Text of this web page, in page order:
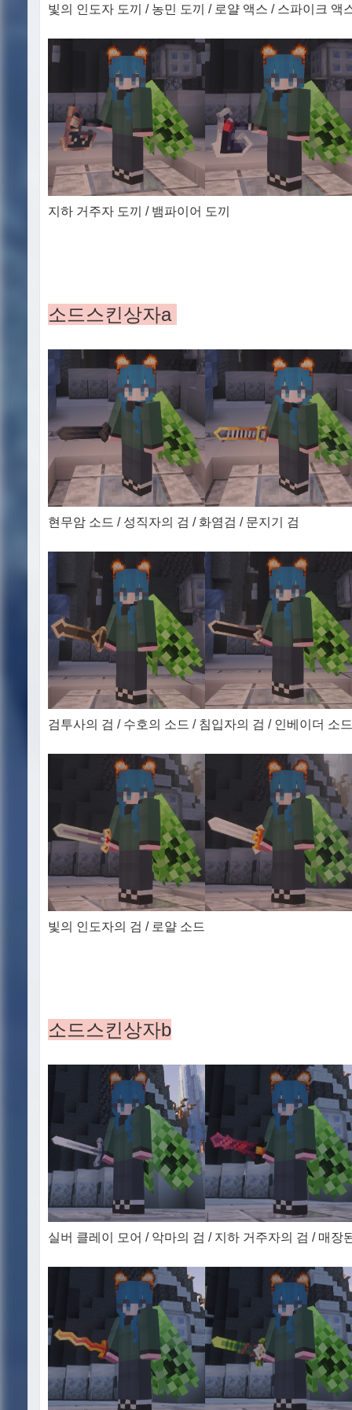
빛의 인도자 도끼 / 농민 도끼 / 로얄 액스 / 스파이크 액
지하 거주자 도끼 / 뱀파이어 도끼
소드스킨상자a
현무암 소드 / 성직자의 검 / 화염검 / 문지기 검
검투사의 검 / 수호의 소드 / 침입자의 검 / 인베이더 소
빛의 인도자의 검 / 로얄 소드
소드스킨상자b
실버 클레이 모어 / 악마의 검 / 지하 거주자의 검 / 매장